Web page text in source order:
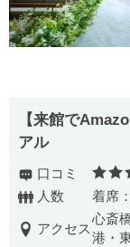
【来館で
アル
口コミ
人数
着席
アクセス
心斎
港・